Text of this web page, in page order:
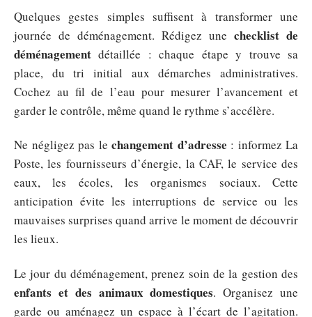
Quelques gestes simples suffisent à transformer une
journée de déménagement. Rédigez une checklist de
déménagement détaillée : chaque étape y trouve sa
place, du tri initial aux démarches administratives.
Cochez au fil de l’eau pour mesurer l’avancement et
garder le contrôle, même quand le rythme s’accélère.
Ne négligez pas le changement d’adresse : informez La
Poste, les fournisseurs d’énergie, la CAF, le service des
eaux, les écoles, les organismes sociaux. Cette
anticipation évite les interruptions de service ou les
mauvaises surprises quand arrive le moment de découvrir
les lieux.
Le jour du déménagement, prenez soin de la gestion des
enfants et des animaux domestiques. Organisez une
garde ou aménagez un espace à l’écart de l’agitation.